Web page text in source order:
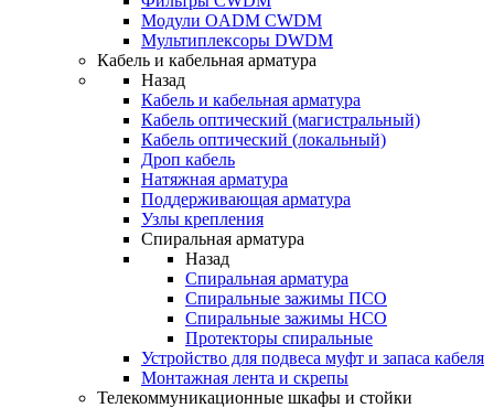
Модули OADM CWDM
Мультиплексоры DWDM
Кабель и кабельная арматура
Назад
Кабель и кабельная арматура
Кабель оптический (магистральный)
Кабель оптический (локальный)
Дроп кабель
Натяжная арматура
Поддерживающая арматура
Узлы крепления
Спиральная арматура
Назад
Спиральная арматура
Спиральные зажимы ПСО
Спиральные зажимы НСО
Протекторы спиральные
Устройство для подвеса муфт и запаса кабеля
Монтажная лента и скрепы
Телекоммуникационные шкафы и стойки